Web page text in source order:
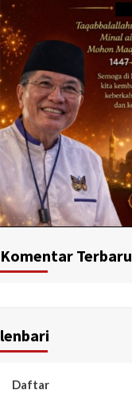
Komentar Terbaru
lenbari
Daftar